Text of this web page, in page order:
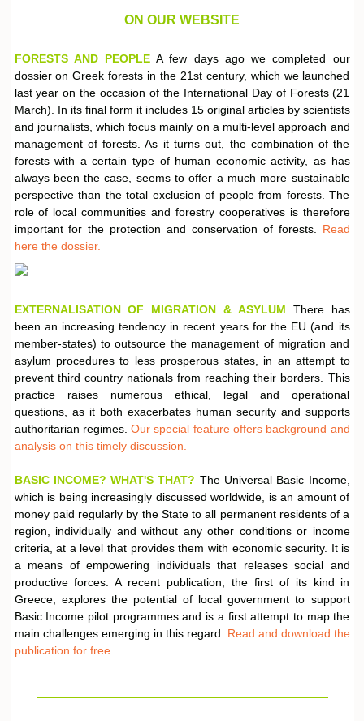
ON OUR WEBSITE
FORESTS AND PEOPLEA few days ago we completed our
dossier on Greek forests in the 21st century, which we launched
last year on the occasion of the International Day of Forests (21
March). In its final form it includes 15 original articles by scientists
and journalists, which focus mainly on a multi-level approach and
management of forests. As it turns out, the combination of the
forests with a certain type of human economic activity, as has
always been the case, seems to offer a much more sustainable
perspective than the total exclusion of people from forests. The
role of local communities and forestry cooperatives is therefore
important for the protection and conservation of forests. Read
here the dossier.
EXTERNALISATION OF MIGRATION & ASYLUM There has
been an increasing tendency in recent years for the EU (and its
member-states) to outsource the management of migration and
asylum procedures to less prosperous states, in an attempt to
prevent third country nationals from reaching their borders. This
practice raises numerous ethical, legal and operational
questions, as it both exacerbates human security and supports
authoritarian regimes.Our special feature offers background and
analysis on this timely discussion.
BASIC INCOME? WHAT'S THAT? The Universal Basic Income,
which is being increasingly discussed worldwide, is an amount of
money paid regularly by the State to all permanent residents of a
region, individually and without any other conditions or income
criteria, at a level that provides them with economic security. It is
a means of empowering individuals that releases social and
productive forces. A recent publication, the first of its kind in
Greece, explores the potential of local government to support
Basic Income pilot programmes and is a first attempt to map the
main challenges emerging in this regard. Read and download the
publication for free.